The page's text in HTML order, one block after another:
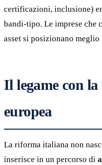
certificazioni, inclusione)
bandi-tipo. Le imprese che
asset si posizionano
Il legame con
europea
La riforma italiana non
inserisce in un percorso di